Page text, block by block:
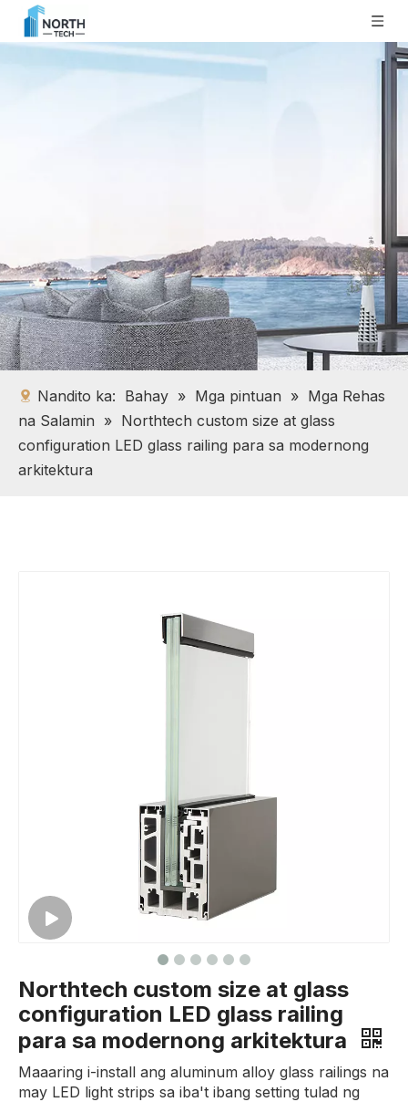
Nandito ka: Bahay » Mga pintuan » Mga Rehas
na Salamin » Northtech custom size at glass
configuration LED glass railing para sa modernong
arkitektura
Northtech custom size at glass
configuration LED glass railing
para sa modernong arkitektura
Maaaring i-install ang aluminum alloy glass railings na
may LED light strips sa iba't ibang setting tulad ng